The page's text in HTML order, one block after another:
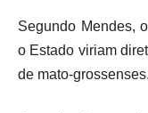
Segundo Mendes,
o Estado viriam
de mato-grossenses.